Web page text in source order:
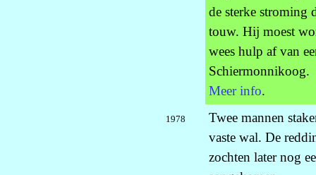
de sterke stroming
touw. Hij moest
wees hulp af van
Schiermonnikoog.
Meer info.
1978
Twee mannen
vaste wal. De
zochten later nog